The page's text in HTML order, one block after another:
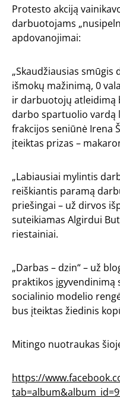
Protesto akciją
darbuotojams
apdovanojimai:
„Skaudžiausias
išmokų mažinimą, 0
ir darbuotojų atleidimą
darbo spartuolio vardą
frakcijos seniūnė Irena
įteiktas prizas –
„Labiausiai mylintis
reiškiantis paramą
priešingai – už dirvos
suteikiamas Algirdui
riestainiai.
„Darbas – dzin“ – už
praktikos įgyvendinimą
socialinio modelio
bus įteiktas žiedinis
Mitingo nuotraukas
https://